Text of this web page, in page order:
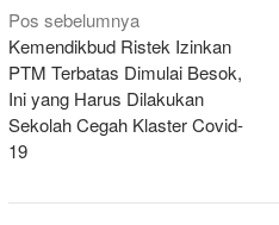
Navigasi
pos
Pos sebelumnya
Kemendikbud Ristek Izinkan
PTM Terbatas Dimulai Besok,
Ini yang Harus Dilakukan
Sekolah Cegah Klaster Covid-
19